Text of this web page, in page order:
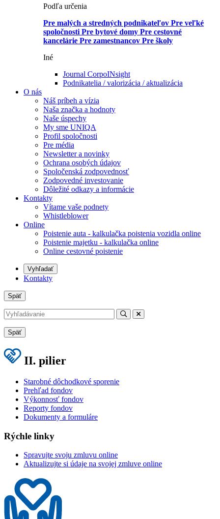
Podľa určenia
Pre malých a stredných podnikateľov Pre veľké
spoločnosti Pre bytové domy Pre cestovné
kancelárie Pre zamestnancov Pre školy
Iné
Journal CorpoINsight
Podnikatelia / valorizácia / aktualizácia
O nás
Náš príbeh a vízia
Naša značka a hodnoty
Naše úspechy
My sme UNIQA
Profil spoločnosti
Pre média
Newsletter a novinky
Ochrana osobých údajov
Spoločenská zodpovednosť
Zodpovedné investovanie
Dôležité odkazy a informácie
Kontakty
Vítame vaše podnety
Whistleblower
Online
Poistenie auta - kalkulačka poistenia vozidla online
Poistenie majetku - kalkulačka online
Online cestovné poistenie
Vyhľadať
Kontakty
Späť
Späť
II. pilier
Starobné dôchodkové sporenie
Prehľad fondov
Výkonnosť fondov
Reporty fondov
Dokumenty a formuláre
Rýchle linky
Spravujte svoju zmluvu online
Aktualizujte si údaje na svojej zmluve online